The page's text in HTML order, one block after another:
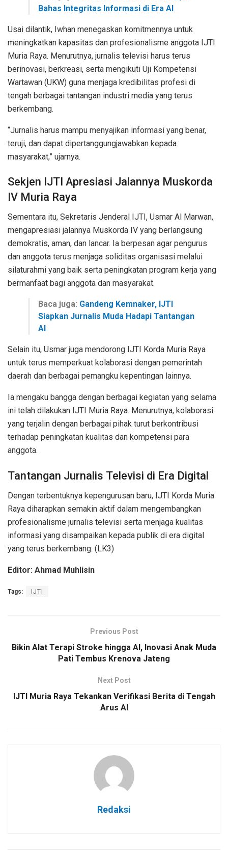
Bahas Integritas Informasi di Era AI
Usai dilantik, Iwhan menegaskan komitmennya untuk
meningkatkan kapasitas dan profesionalisme anggota IJTI
Muria Raya. Menurutnya, jurnalis televisi harus terus
berinovasi, berkreasi, serta mengikuti Uji Kompetensi
Wartawan (UKW) guna menjaga kredibilitas profesi di
tengah berbagai tantangan industri media yang terus
berkembang.
“Jurnalis harus mampu menyajikan informasi yang benar,
teruji, dan dapat dipertanggungjawabkan kepada
masyarakat,” ujarnya.
Sekjen IJTI Apresiasi Jalannya Muskorda
IV Muria Raya
Sementara itu, Sekretaris Jenderal IJTI, Usmar Al Marwan,
mengapresiasi jalannya Muskorda IV yang berlangsung
demokratis, aman, dan lancar. Ia berpesan agar pengurus
dan anggota terus menjaga soliditas organisasi melalui
silaturahmi yang baik serta peningkatan program kerja yang
bermanfaat bagi anggota dan masyarakat.
Baca juga: Gandeng Kemnaker, IJTI
Siapkan Jurnalis Muda Hadapi Tantangan
AI
Selain itu, Usmar juga mendorong IJTI Korda Muria Raya
untuk terus memperkuat kolaborasi dengan pemerintah
daerah dan berbagai pemangku kepentingan lainnya.
Ia mengaku bangga dengan berbagai kegiatan yang selama
ini telah dilakukan IJTI Muria Raya. Menurutnya, kolaborasi
yang terjalin dengan berbagai pihak turut berkontribusi
terhadap peningkatan kualitas dan kompetensi para
anggota.
Tantangan Jurnalis Televisi di Era Digital
Dengan terbentuknya kepengurusan baru, IJTI Korda Muria
Raya diharapkan semakin aktif dalam mengembangkan
profesionalisme jurnalis televisi serta menjaga kualitas
informasi yang disampaikan kepada publik di era digital
yang terus berkembang. (LK3)
Editor: Ahmad Muhlisin
Tags: IJTI
Previous Post
Bikin Alat Terapi Stroke hingga AI, Inovasi Anak Muda
Pati Tembus Krenova Jateng
Next Post
IJTI Muria Raya Tekankan Verifikasi Berita di Tengah
Arus AI
Redaksi